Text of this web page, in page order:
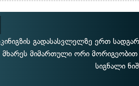
გადასასვლელზე ერთ
მხარეს მიმართული ორი მორიგეობით
სიგნალი